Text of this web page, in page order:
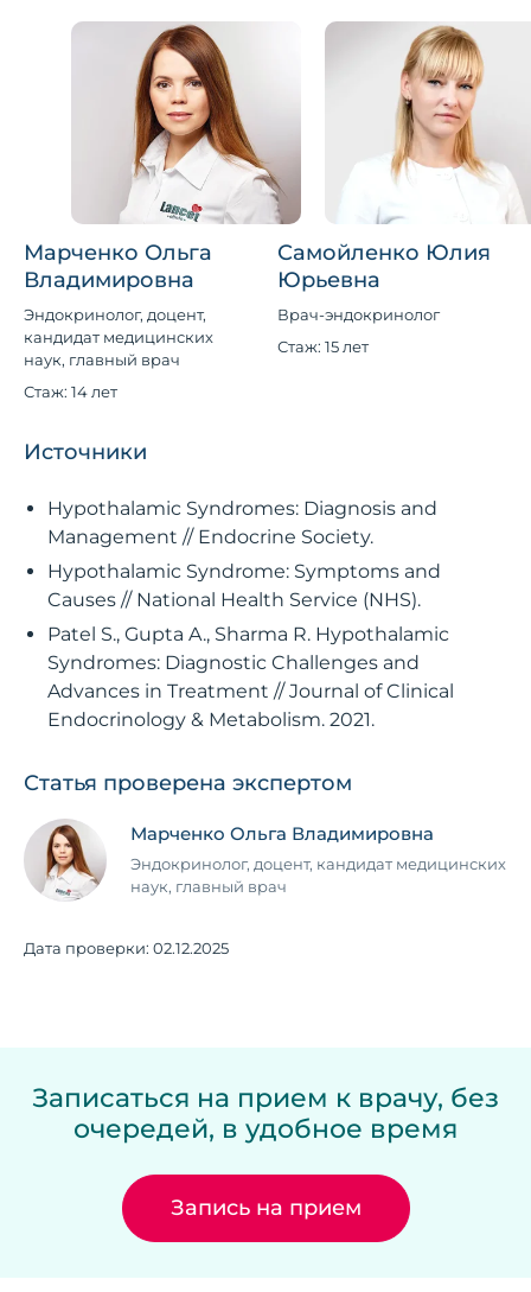
Марченко Ольга
Владимировна
Эндокринолог, доцент,
кандидат медицинских
наук, главный врач
Стаж: 14 лет
Самойленко Юлия
Юрьевна
Врач-эндокринолог
Стаж: 15 лет
Источники
Hypothalamic Syndromes: Diagnosis and
Management // Endocrine Society.
Hypothalamic Syndrome: Symptoms and
Causes // National Health Service (NHS).
Patel S., Gupta A., Sharma R. Hypothalamic
Syndromes: Diagnostic Challenges and
Advances in Treatment // Journal of Clinical
Endocrinology & Metabolism. 2021.
Статья проверена экспертом
Марченко Ольга Владимировна
Эндокринолог, доцент, кандидат медицинских
наук, главный врач
Дата проверки: 02.12.2025
Записаться на прием к врачу, без
очередей, в удобное время
Запись на прием